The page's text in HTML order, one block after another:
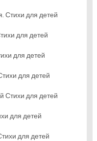
Стихи для детей
для детей
для детей
для детей
Стихи для детей
для детей
для детей